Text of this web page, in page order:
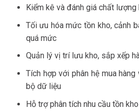
Kiểm kê và đánh giá chất lượng
Tối ưu hóa mức tồn kho, cảnh
quá mức
Quản lý vị trí lưu kho, sắp xếp
Tích hợp với phân hệ mua
bộ dữ liệu
Hỗ trợ phân tích nhu cầu tồn